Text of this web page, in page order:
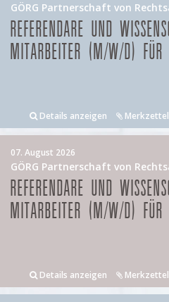
GÖRG Partnerschaft von
REFERENDARE UND
MITARBEITER (M/W/D) FÜR
Details anzeigen
07. August 2026
GÖRG Partnerschaft von
REFERENDARE UND
MITARBEITER (M/W/D) FÜR
Details anzeigen